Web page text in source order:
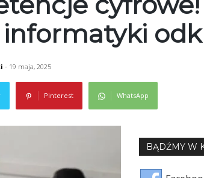
- 19 maja, 2025
Pinterest WhatsApp
BĄDŹMY W